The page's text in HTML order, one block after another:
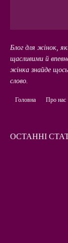
Блог для жінок,
щасливими й
жінка знайде
слово.
Головна Про нас
ОСТАННІ